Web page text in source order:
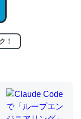
回収されないけ
ればするほど分
！